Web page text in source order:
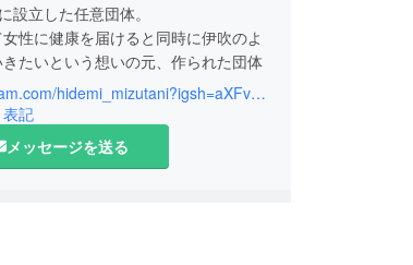
設立した任意団体。
性に健康を届けると同時に伊吹のよ
たいという想いの元、作られた団体
ある伊吹のよもぎで、女性特有の不
心安全な商品を届けることを使命と
https://www.instagram.com/hidemi_mizutani?igsh=aXFvNTE0dHI1M2x0&utm_source=qr
記
メッセージを送る